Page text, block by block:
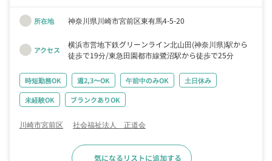
の明るく自然的な保育園で、お子様が楽しく過ごせるよう、きめ細やか
な保育をしています。 ただ今、保育パートスタッフを応募していま
れたノウハウがあります。未経験の方も懇切丁寧に指導しますので、ど
うぞお気兼ねなくご応募くださいね！保育のお仕事は責任が大きいです
すので、ご都合をお聞かせくださいね。私たちと一緒に、楽しい園づく
りをしていきませんか？あなたからのご応募をお待ちしています！
所在地 神奈川県川崎市宮前区東有馬4-5-20
アクセス
横浜市営地下鉄グリーンライン北山田(神奈川県)駅から
徒歩で19分 東急田園都市線鷺沼駅から徒歩で25分
時短勤務OK 週2,3〜OK 午前中のみOK
土日休み
未経験OK
ブランクありOK
川崎市宮前区 社会福祉法人 正道会
気になるリストに追加する